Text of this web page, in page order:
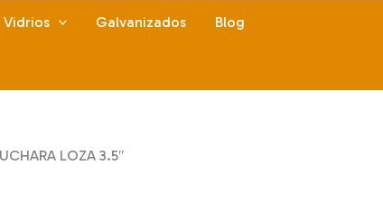
Vidrios Galvanizados Blog
LOZA 3.5″